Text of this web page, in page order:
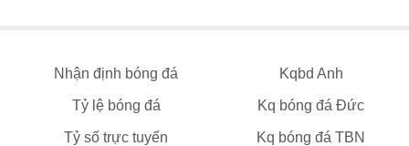
Nhận định bóng đá Kqbd Anh
Tỷ lệ bóng đá Kq bóng đá Đức
Tỷ số trực tuyến Kq bóng đá TBN